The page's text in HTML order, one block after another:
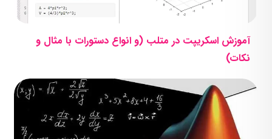
آموزش اسکریپت در متلب (و انواع دستورات با مثال و
نکات)